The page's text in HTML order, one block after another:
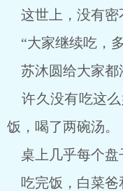
这世上，没有密
“大家继续吃，
苏沐圆给大家都
许久没有吃这么
饭，喝了两碗汤。
桌上几乎每个盘
吃完饭，白菜爸